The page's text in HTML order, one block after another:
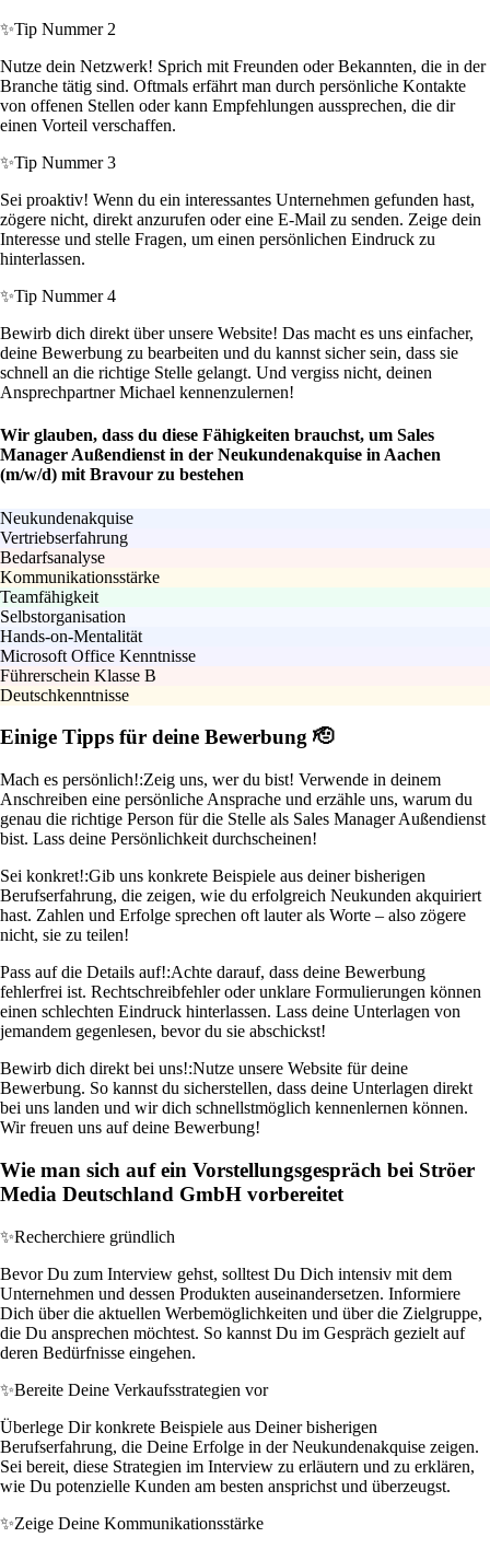
✨Tip Nummer 2
Nutze dein Netzwerk! Sprich mit Freunden oder Bekannten, die in der
Branche tätig sind. Oftmals erfährt man durch persönliche Kontakte
von offenen Stellen oder kann Empfehlungen aussprechen, die dir
einen Vorteil verschaffen.
✨Tip Nummer 3
Sei proaktiv! Wenn du ein interessantes Unternehmen gefunden hast,
zögere nicht, direkt anzurufen oder eine E-Mail zu senden. Zeige dein
Interesse und stelle Fragen, um einen persönlichen Eindruck zu
hinterlassen.
✨Tip Nummer 4
Bewirb dich direkt über unsere Website! Das macht es uns einfacher,
deine Bewerbung zu bearbeiten und du kannst sicher sein, dass sie
schnell an die richtige Stelle gelangt. Und vergiss nicht, deinen
Ansprechpartner Michael kennenzulernen!
Wir glauben, dass du diese Fähigkeiten brauchst, um Sales
Manager Außendienst in der Neukundenakquise in Aachen
(m/w/d) mit Bravour zu bestehen
Neukundenakquise
Vertriebserfahrung
Bedarfsanalyse
Kommunikationsstärke
Teamfähigkeit
Selbstorganisation
Hands-on-Mentalität
Microsoft Office Kenntnisse
Führerschein Klasse B
Deutschkenntnisse
Einige Tipps für deine Bewerbung 🫡
Mach es persönlich!:Zeig uns, wer du bist! Verwende in deinem
Anschreiben eine persönliche Ansprache und erzähle uns, warum du
genau die richtige Person für die Stelle als Sales Manager Außendienst
bist. Lass deine Persönlichkeit durchscheinen!
Sei konkret!:Gib uns konkrete Beispiele aus deiner bisherigen
Berufserfahrung, die zeigen, wie du erfolgreich Neukunden akquiriert
hast. Zahlen und Erfolge sprechen oft lauter als Worte – also zögere
nicht, sie zu teilen!
Pass auf die Details auf!:Achte darauf, dass deine Bewerbung
fehlerfrei ist. Rechtschreibfehler oder unklare Formulierungen können
einen schlechten Eindruck hinterlassen. Lass deine Unterlagen von
jemandem gegenlesen, bevor du sie abschickst!
Bewirb dich direkt bei uns!:Nutze unsere Website für deine
Bewerbung. So kannst du sicherstellen, dass deine Unterlagen direkt
bei uns landen und wir dich schnellstmöglich kennenlernen können.
Wir freuen uns auf deine Bewerbung!
Wie man sich auf ein Vorstellungsgespräch bei Ströer
Media Deutschland GmbH vorbereitet
✨Recherchiere gründlich
Bevor Du zum Interview gehst, solltest Du Dich intensiv mit dem
Unternehmen und dessen Produkten auseinandersetzen. Informiere
Dich über die aktuellen Werbemöglichkeiten und über die Zielgruppe,
die Du ansprechen möchtest. So kannst Du im Gespräch gezielt auf
deren Bedürfnisse eingehen.
✨Bereite Deine Verkaufsstrategien vor
Überlege Dir konkrete Beispiele aus Deiner bisherigen
Berufserfahrung, die Deine Erfolge in der Neukundenakquise zeigen.
Sei bereit, diese Strategien im Interview zu erläutern und zu erklären,
wie Du potenzielle Kunden am besten ansprichst und überzeugst.
✨Zeige Deine Kommunikationsstärke